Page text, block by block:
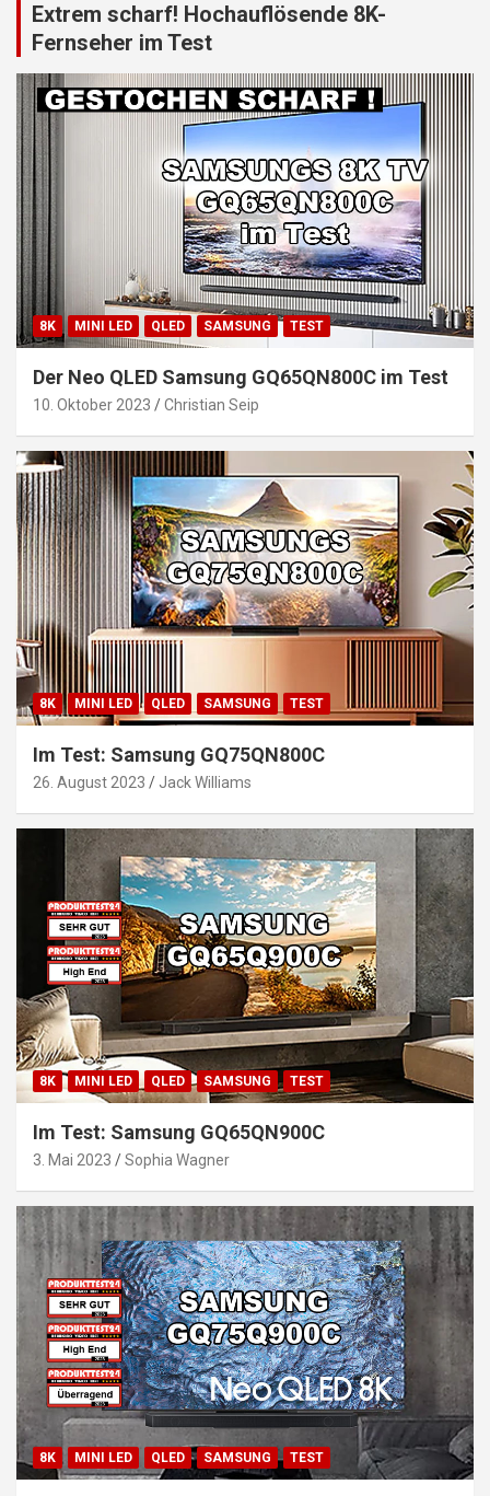
Extrem scharf! Hochauflösende 8K-
Fernseher im Test
8K MINI LED QLED SAMSUNG TEST
Der Neo QLED Samsung GQ65QN800C im Test
10. Oktober 2023 Christian Seip
8K MINI LED QLED SAMSUNG TEST
Im Test: Samsung GQ75QN800C
26. August 2023 Jack Williams
8K MINI LED QLED SAMSUNG TEST
Im Test: Samsung GQ65QN900C
3. Mai 2023 Sophia Wagner
8K MINI LED QLED SAMSUNG TEST